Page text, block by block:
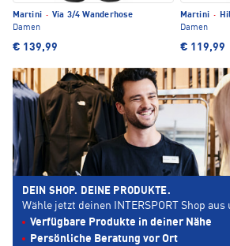
Martini · Via 3/4 Wanderhose
Damen
€ 139,99
Martini ·
Damen
€ 119,99
DEIN SHOP. DEINE PRODUKTE.
Wähle jetzt deinen INTERSPORT Shop
Verfügbare Produkte in deiner Nähe
Persönliche Beratung vor Ort